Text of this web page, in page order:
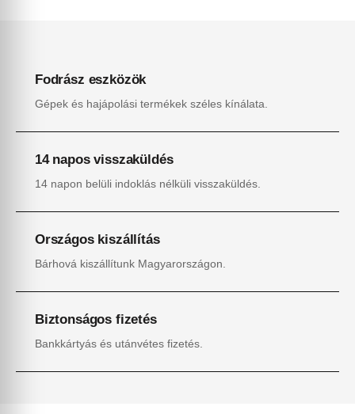
Fodrász eszközök
Gépek és hajápolási termékek széles kínálata.
14 napos visszaküldés
14 napon belüli indoklás nélküli visszaküldés.
Országos kiszállítás
Bárhová kiszállítunk Magyarországon.
Biztonságos fizetés
Bankkártyás és utánvétes fizetés.